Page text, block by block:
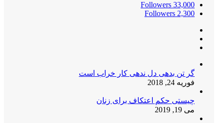
33,000
Followers
2,300
Followers
گر تن بدهی دل ندهی کار خراب است
فوریه 24, 2018
چیستی حکم اعتکاف برای زنان
می 19, 2019